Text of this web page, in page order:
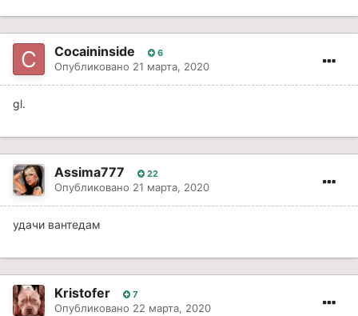
Cocaininside 6
Опубликовано 21 марта, 2020
gl.
Assima777 22
Опубликовано 21 марта, 2020
удачи вантедам
Kristofer 7
Опубликовано 22 марта, 2020